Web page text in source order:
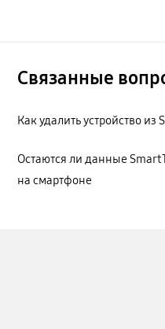
Связанные
Как удалить устройство
Остаются ли данные
на смартфоне